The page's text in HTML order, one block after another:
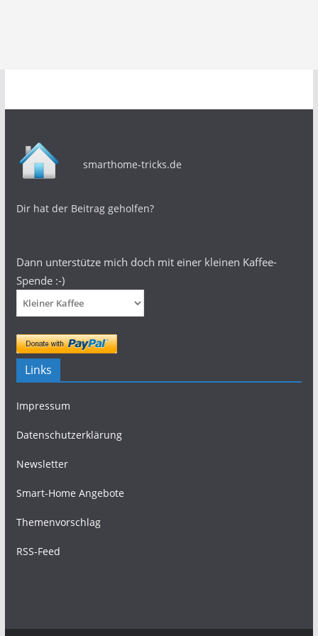
smarthome-tricks.de
Dir hat der Beitrag geholfen?
Dann unterstütze mich doch mit einer kleinen Kaffee-
Spende :-)
Links
Impressum
Datenschutzerklärung
Newsletter
Smart-Home Angebote
Themenvorschlag
RSS-Feed